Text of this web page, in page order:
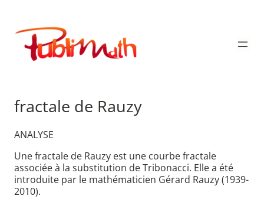
contenu
Publimath
fractale de Rauzy
ANALYSE
Une fractale de Rauzy est une courbe fractale
associée à la substitution de Tribonacci. Elle a été
introduite par le mathématicien Gérard Rauzy (1939-
2010).